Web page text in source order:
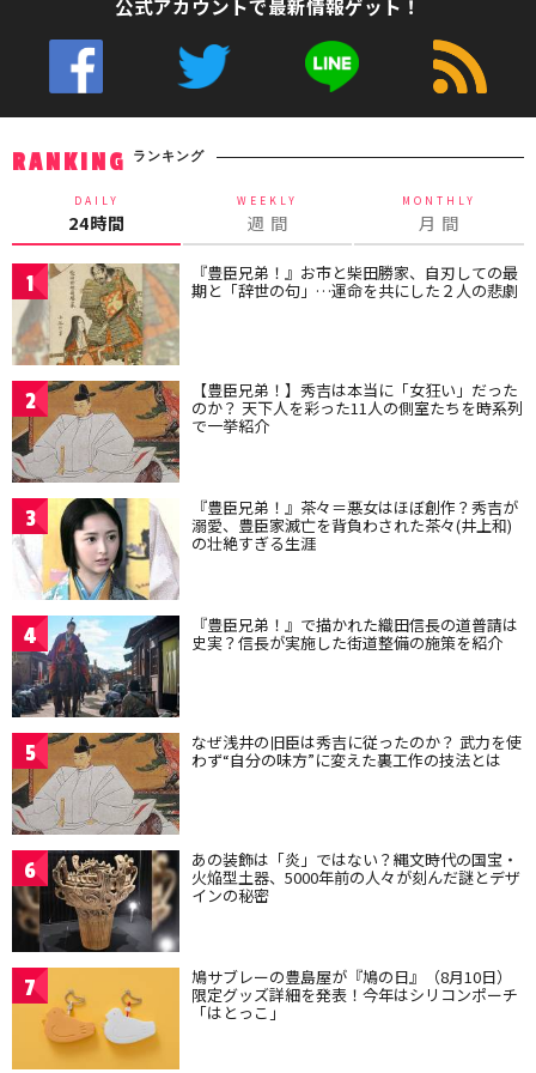
公式アカウントで最新情報ゲット！
RANKING ランキング
DAILY
24時間
WEEKLY
週 間
MONTHLY
月 間
1 『豊臣兄弟！』お市と柴田勝家、自刃しての最
期と「辞世の句」…運命を共にした２人の悲劇
2 【豊臣兄弟！】秀吉は本当に「女狂い」だった
のか？ 天下人を彩った11人の側室たちを時系列
で一挙紹介
3 『豊臣兄弟！』茶々＝悪女はほぼ創作？秀吉が
溺愛、豊臣家滅亡を背負わされた茶々(井上和)
の壮絶すぎる生涯
4 『豊臣兄弟！』で描かれた織田信長の道普請は
史実？信長が実施した街道整備の施策を紹介
5 なぜ浅井の旧臣は秀吉に従ったのか？ 武力を使
わず“自分の味方”に変えた裏工作の技法とは
6 あの装飾は「炎」ではない？縄文時代の国宝・
火焔型土器、5000年前の人々が刻んだ謎とデザ
インの秘密
7 鳩サブレーの豊島屋が『鳩の日』（8月10日）
限定グッズ詳細を発表！今年はシリコンポーチ
「はとっこ」